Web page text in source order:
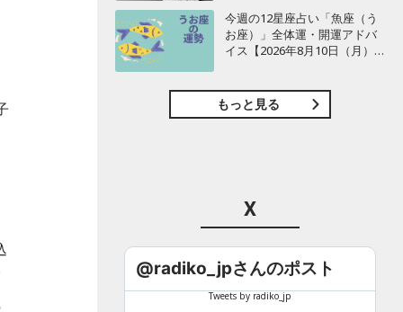
今週の12星座占い「魚座（う
お座）」全体運・開運アドバ
イス【2026年8月10日（月）
もっと見る
X
@radiko_jpさんのポスト
Tweets by radiko_jp